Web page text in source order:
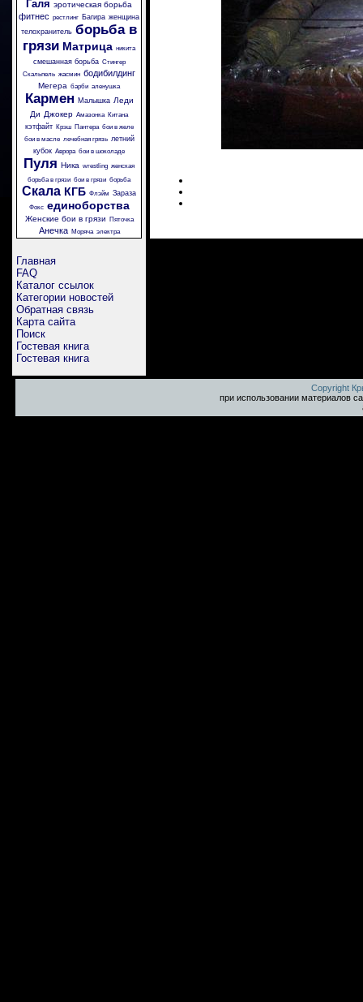
Галя эротическая борьба
фитнес рестлинг Багира женщина
телохранитель борьба в
грязи Матрица никита
смешанная борьба Стингер
Скальпель жасмин бодибилдинг
Мегера барби аленушка
Кармен Малышка Леди
Ди Джокер Амазонка Китана
кэтфайт Крэш Пантера бои в желе
бои в масле лечебная грязь летний
кубок Аврора бои в шоколаде
Пуля Ника wrestling женская
борьба в грязи бои в грязи борьба
Скала КГБ Флэйм Зараза
Фокс единоборства
Женские бои в грязи Пяточка
Анечка Моряча электра
Главная
FAQ
Каталог ссылок
Категории новостей
Обратная связь
Карта сайта
Поиск
Гостевая книга
Гостевая книга
Copyright
при использовании материалов